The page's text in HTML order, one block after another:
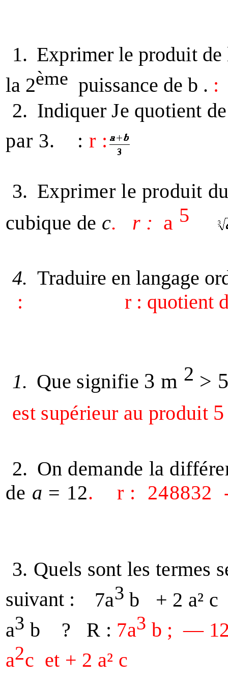
1. Exprimer le produit de
la 2ème puissance de b . :
2. Indiquer Je quotient
par 3.
: r :
3. Exprimer le produit
cubique de c. r : a 5
4. Traduire en langage
:
r : quotient
1. Que signifie 3 m 2 >
est supérieur au produit
2. On demande la
de a = 12. r : 248832
3. Quels sont les termes
suivant :
7a3b
+ 2 a² c
a3 b ? R : 7a3 b ; —
a2c et + 2 a² c